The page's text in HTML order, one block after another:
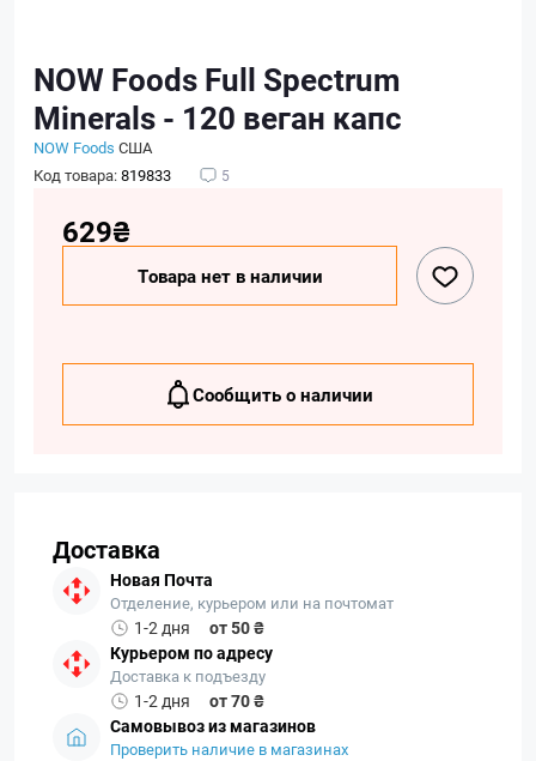
NOW Foods Full Spectrum
Minerals - 120 веган капс
NOW Foods США
Код товара:819833 5
629₴
Товара нет в наличии
Сообщить о наличии
Доставка
Новая Почта
Отделение, курьером или на почтомат
1-2 дня
от 50 ₴
Курьером по адресу
Доставка к подъезду
1-2 дня
от 70 ₴
Самовывоз из магазинов
Проверить наличие в магазинах